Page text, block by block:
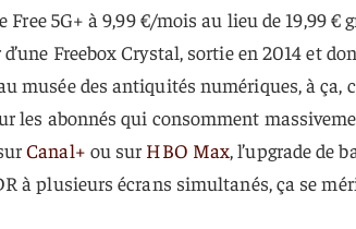
Free 5G+ à 9,99 €/mois au lieu de 19,99 €
Freebox Crystal, sortie en 2014 et
musée des antiquités numériques, à ça,
les abonnés qui consomment
Canal+ ou sur HBO Max, l’upgrade de
à plusieurs écrans simultanés, ça se